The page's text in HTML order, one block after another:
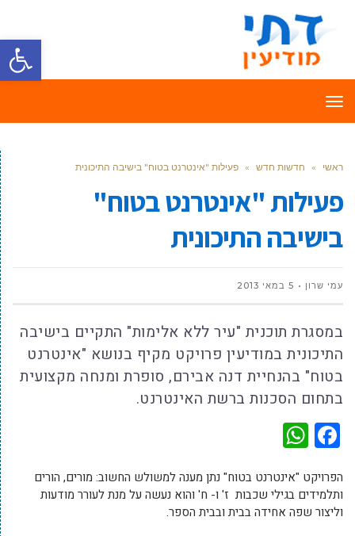
פתח
תפריט
ראשי » חדשות חדש » פעילות "אינטרנט בטוח" בישיבה התיכונית
פעילות "אינטרנט בטוח"
בישיבה התיכונית
עמי שרון 5 במאי 2013
במסגרת תוכנית "עיר ללא אלימות" התקיים בישיבה
התיכונית במודיעין פרויקט מקיף בנושא "אינטרנט
בטוח" בהנחיית דנה אבירם, סופרת ומנחה מקצועית
בתחום הסכנות ברשת האינטרנט.
Facebook
הפרויקט "אינטרנט בטוח" נתן מענה למשולש החשוב: מורים, הורים
ותלמידים בגילי שכבות ז' ו- ח' והוא נעשה על מנת לעורר מודעות
וליצור שפה אחידה בבית ובבית הספר.